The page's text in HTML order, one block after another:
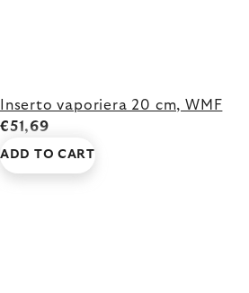
Inserto vaporiera 20 cm, WMF
€51,69
ADD TO CART